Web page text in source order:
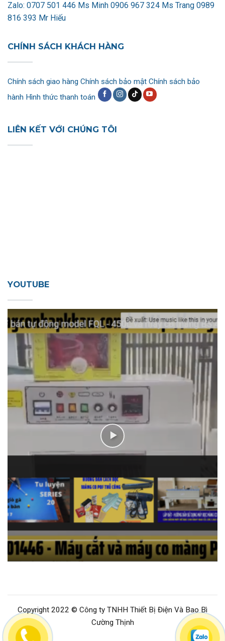
Zalo: 0707 501 446 Ms Minh 0906 967 324 Ms Trang 0989
816 393 Mr Hiếu
CHÍNH SÁCH KHÁCH HÀNG
Chính sách giao hàng Chính sách bảo mật Chính sách bảo
hành Hình thức thanh toán
LIÊN KẾT VỚI CHÚNG TÔI
YOUTUBE
Copyright 2022 © Công ty TNHH Thiết Bị Điện Và Bao Bì
Cường Thịnh